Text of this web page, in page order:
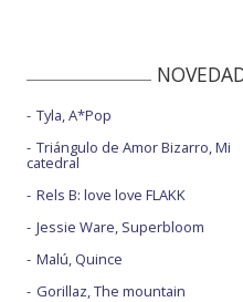
Tyla, A*Pop
Triángulo de Amor Bizarro, Mi
catedral
Rels B: love love FLAKK
Jessie Ware, Superbloom
Malú, Quince
Gorillaz, The mountain